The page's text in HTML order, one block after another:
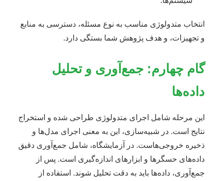
انتخاب متدولوژی مناسب به نوع مسئله، دسترسی به منابع
و تجهیزات، و هدف پژوهش شما بستگی دارد.
گام چهارم: جمع‌آوری و تحلیل
داده‌ها
این مرحله شامل اجرای متدولوژی طراحی شده و استخراج
نتایج است. در شبیه‌سازی، این به معنی اجرای مدل‌ها و
ذخیره خروجی‌هاست. در آزمایشگاه، شامل جمع‌آوری دقیق
داده‌های حسگرها و ابزارهای اندازه‌گیری است. پس از
جمع‌آوری، داده‌ها باید به دقت تحلیل شوند. استفاده از